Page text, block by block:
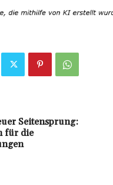
Seitensprung:
für die